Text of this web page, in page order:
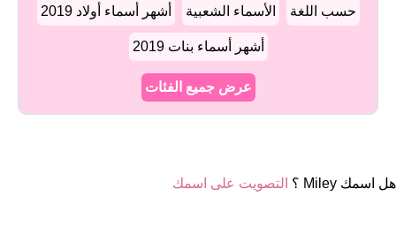
حسب اللغة الأسماء الشعبية أشهر أسماء أولاد 2019
أشهر أسماء بنات 2019
عرض جميع الفئات
هل اسمك Miley ؟ التصويت على اسمك